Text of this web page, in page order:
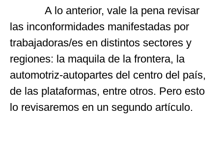
A lo anterior, vale la pena revisar
las inconformidades manifestadas por
trabajadoras/es en distintos sectores y
regiones: la maquila de la frontera, la
automotriz-autopartes del centro del país,
de las plataformas, entre otros. Pero esto
lo revisaremos en un segundo artículo.